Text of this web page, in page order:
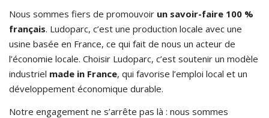
Nous sommes fiers de promouvoir un savoir-faire 100 %
français. Ludoparc, c’est une production locale avec une
usine basée en France, ce qui fait de nous un acteur de
l’économie locale. Choisir Ludoparc, c’est soutenir un modèle
industriel made in France, qui favorise l’emploi local et un
développement économique durable.
Notre engagement ne s’arrête pas là : nous sommes